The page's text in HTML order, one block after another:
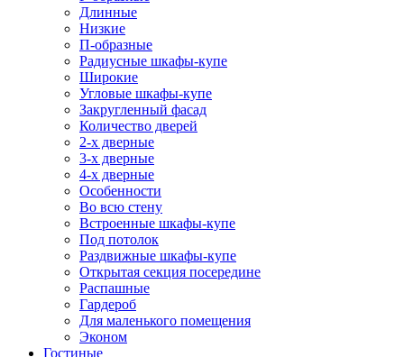
Длинные
Низкие
П-образные
Радиусные шкафы-купе
Широкие
Угловые шкафы-купе
Закругленный фасад
Количество дверей
2-х дверные
3-х дверные
4-х дверные
Особенности
Во всю стену
Встроенные шкафы-купе
Под потолок
Раздвижные шкафы-купе
Открытая секция посередине
Распашные
Гардероб
Для маленького помещения
Эконом
Гостиные